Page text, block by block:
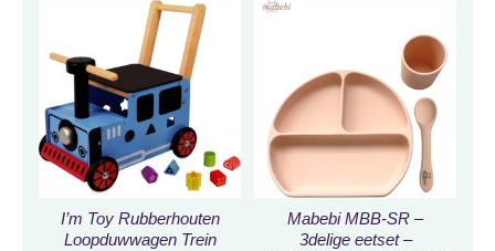
I’m Toy Rubberhouten
Loopduwwagen Trein
Mabebi MBB-SR –
3delige eetset –